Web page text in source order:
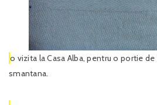
o vizita la Casa Alba, pentru o portie
smantana.